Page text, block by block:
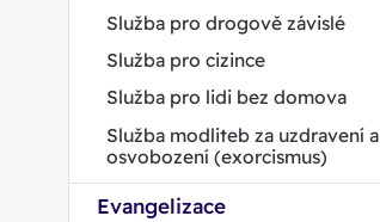
Služba pro drogově závislé
Služba pro cizince
Služba pro lidi bez domova
Služba modliteb za uzdravení a
osvobození (exorcismus)
Evangelizace